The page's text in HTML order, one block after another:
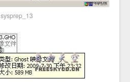
sysprep_13